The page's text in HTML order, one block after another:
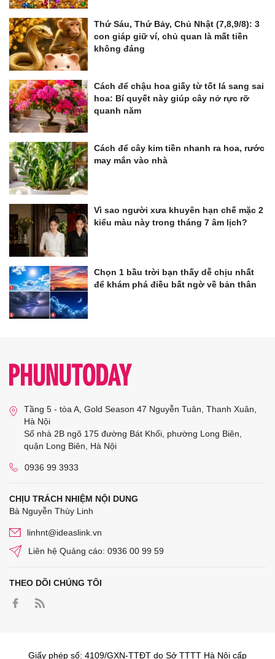
Thứ Sáu, Thứ Bảy, Chủ Nhật (7,8,9/8): 3
con giáp giữ ví, chủ quan là mất tiền
không đáng
Cách để chậu hoa giấy từ tốt lá sang sai
hoa: Bí quyết này giúp cây nở rực rỡ
quanh năm
Cách để cây kim tiền nhanh ra hoa, rước
may mắn vào nhà
Vì sao người xưa khuyên hạn chế mặc 2
kiểu màu này trong tháng 7 âm lịch?
Chọn 1 bầu trời bạn thấy dễ chịu nhất
để khám phá điều bất ngờ về bản thân
Tầng 5 - tòa A, Gold Season 47 Nguyễn Tuân, Thanh Xuân,
Hà Nội
Số nhà 2B ngõ 175 đường Bát Khối, phường Long Biên,
quận Long Biên, Hà Nội
0936 99 3933
CHỊU TRÁCH NHIỆM NỘI DUNG
Bà Nguyễn Thùy Linh
linhnt@ideaslink.vn
Liên hệ Quảng cáo: 0936 00 99 59
THEO DÕI CHÚNG TÔI
Giấy phép số: 4109/GXN-TTĐT do Sở TTTT Hà Nội cấp